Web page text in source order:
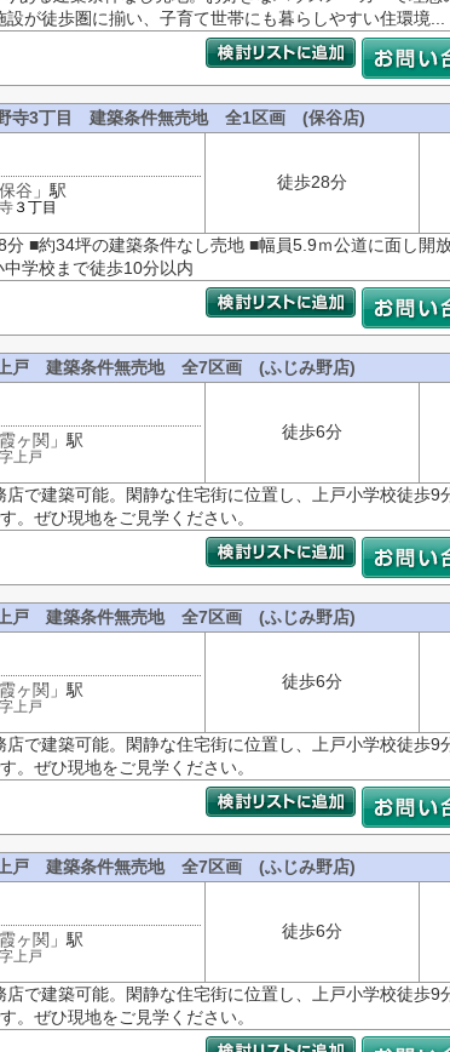
が徒歩圏に揃い、子育て世帯にも暮らしやすい住環境...
寺3丁目 建築条件無売地 全1区画 (保谷店)
保谷 」駅
３丁目
徒歩28分
■約34坪の建築条件なし売地 ■幅員5.9ｍ公道に面し開
学校まで徒歩10分以内
戸 建築条件無売地 全7区画 (ふじみ野店)
霞ヶ関 」駅
上戸
徒歩6分
で建築可能。閑静な住宅街に位置し、上戸小学校徒歩9
。ぜひ現地をご見学ください。
戸 建築条件無売地 全7区画 (ふじみ野店)
霞ヶ関 」駅
上戸
徒歩6分
で建築可能。閑静な住宅街に位置し、上戸小学校徒歩9
。ぜひ現地をご見学ください。
戸 建築条件無売地 全7区画 (ふじみ野店)
霞ヶ関 」駅
上戸
徒歩6分
で建築可能。閑静な住宅街に位置し、上戸小学校徒歩9
。ぜひ現地をご見学ください。